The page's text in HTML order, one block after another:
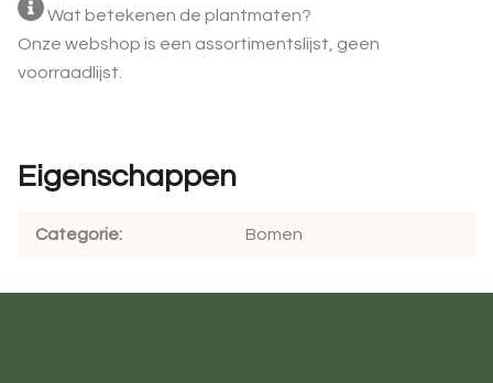
Wat betekenen de plantmaten?
Onze webshop is een assortimentslijst, geen
voorraadlijst.
Eigenschappen
Categorie Bomen